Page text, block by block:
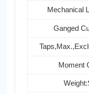
Mechanical
Ganged
Moment